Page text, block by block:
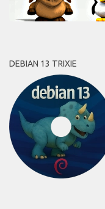
DEBIAN 13 TRIXIE